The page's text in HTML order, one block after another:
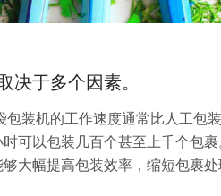
决于多个因素。
装机的工作速度通常比人工包装
可以包装几百个甚至上千个包
大幅提高包装效率，缩短包裹处
实现连续不间断的包装作业，只